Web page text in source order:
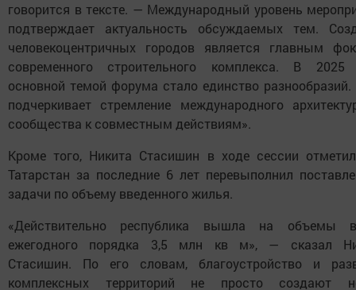
говорится в тексте. — Международный уровень
подтверждает актуальность обсуждаемых тем.
человекоцентричных городов является главным
современного строительного комплекса. В 2025
основной темой форума стало единство
подчеркивает стремление международного
сообщества к совместным действиям».
Кроме того, Никита Стасишин в ходе сессии
Татарстан за последние 6 лет перевыполнил
задачи по объему введенного жилья.
«Действительно республика вышла на объемы
ежегодного порядка 3,5 млн кв м», — сказал
Стасишин. По его словам, благоустройство и
комплексных территорий не просто создают